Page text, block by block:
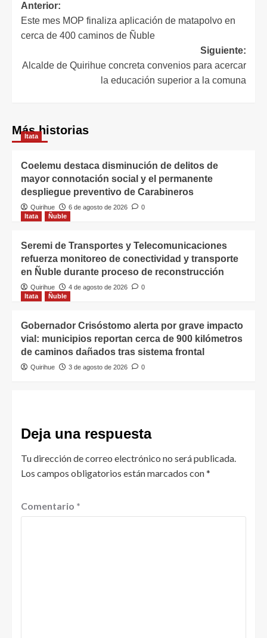
Anterior:
Este mes MOP finaliza aplicación de matapolvo en
cerca de 400 caminos de Ñuble
Siguiente:
Alcalde de Quirihue concreta convenios para acercar
la educación superior a la comuna
Más historias
Itata
Coelemu destaca disminución de delitos de
mayor connotación social y el permanente
despliegue preventivo de Carabineros
Quirihue 6 de agosto de 2026
0
Itata
Ñuble
Seremi de Transportes y Telecomunicaciones
refuerza monitoreo de conectividad y transporte
en Ñuble durante proceso de reconstrucción
Quirihue 4 de agosto de 2026
0
Itata
Ñuble
Gobernador Crisóstomo alerta por grave impacto
vial: municipios reportan cerca de 900 kilómetros
de caminos dañados tras sistema frontal
Quirihue 3 de agosto de 2026 0
Deja una respuesta
Tu dirección de correo electrónico no será publicada.
Los campos obligatorios están marcados con*
Comentario *